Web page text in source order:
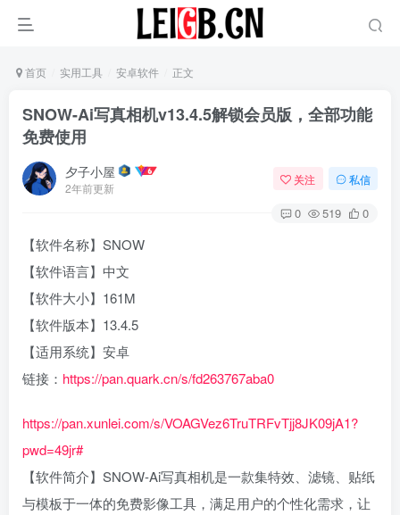
首页 实用工具 安卓软件 正文
SNOW-Ai写真相机v13.4.5解锁会员版，全部功能
免费使用
夕子小屋
2年前更新
关注 私信
0 519 0
【软件名称】SNOW
【软件语言】中文
【软件大小】161M
【软件版本】13.4.5
【适用系统】安卓
链接： https://pan.quark.cn/s/fd263767aba0
https://pan.xunlei.com/s/VOAGVez6TruTRFvTjj8JK09jA1?
pwd=49jr#
【软件简介】SNOW-Ai写真相机是一款集特效、滤镜、贴纸
与模板于一体的免费影像工具，满足用户的个性化需求，让